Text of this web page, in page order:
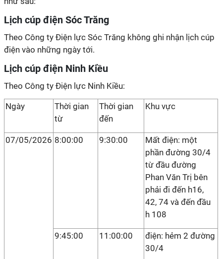
Lịch cúp điện Sóc Trăng
Theo Công ty Điện lực Sóc Trăng không ghi nhận lịch cúp
điện vào những ngày tới.
Lịch cúp điện Ninh Kiều
Theo Công ty Điện lực Ninh Kiều:
Ngày
Thời gian
từ
Thời gian
đến
Khu vực
07/05/2026 8:00:00 9:30:00
Mất điện: một
phần đường 30/4
từ đầu đường
Phan Văn Trị bên
phải đi đến h16,
42, 74 và đến đầu
h 108
9:45:00 11:00:00
điện: hẻm 2 đường
30/4